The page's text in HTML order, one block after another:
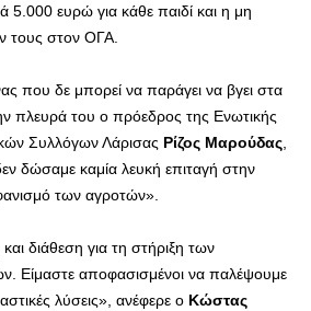
5.000 ευρώ για κάθε παιδί και η μη
τους στον ΟΓΑ.
που δε μπορεί να παράγει να βγει στα
πλευρά του ο πρόεδρος της Ενωτικής
Συλλόγων Λάρισας Ρίζος Μαρούδας,
δώσαμε καμία λευκή επιταγή στην
των αγροτών».
διάθεση για τη στήριξη των
Είμαστε αποφασισμένοι να παλέψουμε
λύσεις», ανέφερε ο Κώστας